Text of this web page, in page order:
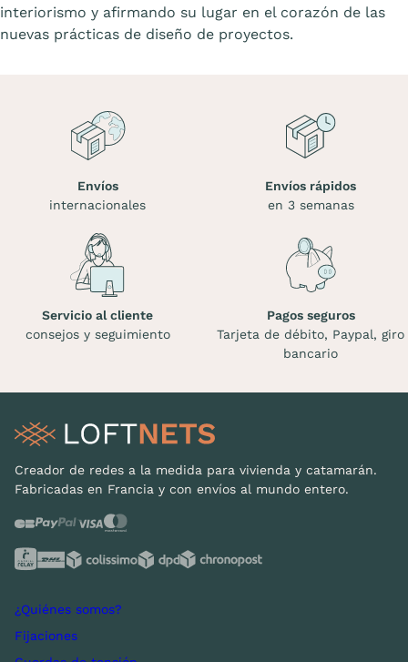
interiorismo y afirmando su lugar en el corazón de las
nuevas prácticas de diseño de proyectos.
Envíos
internacionales
Envíos rápidos
en 3 semanas
Servicio al cliente
consejos y seguimiento
Pagos seguros
Tarjeta de débito, Paypal, giro
bancario
Creador de redes a la medida para vivienda y catamarán.
Fabricadas en Francia y con envíos al mundo entero.
¿Quiénes somos?
Fijaciones